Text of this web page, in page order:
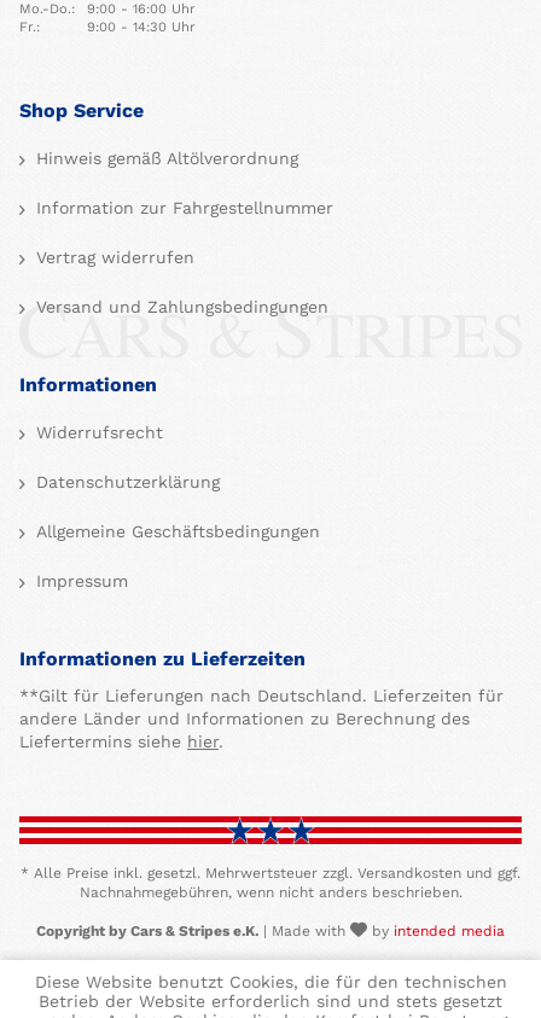
Mo.-Do.:
9:00 - 16:00 Uhr
Fr.:
9:00 - 14:30 Uhr
Shop Service
Hinweis gemäß Altölverordnung
Information zur Fahrgestellnummer
Vertrag widerrufen
Versand und Zahlungsbedingungen
Informationen
Widerrufsrecht
Datenschutzerklärung
Allgemeine Geschäftsbedingungen
Impressum
Informationen zu Lieferzeiten
**Gilt für Lieferungen nach Deutschland. Lieferzeiten für
andere Länder und Informationen zu Berechnung des
Liefertermins siehe hier.
* Alle Preise inkl. gesetzl. Mehrwertsteuer zzgl. Versandkosten und ggf.
Nachnahmegebühren, wenn nicht anders beschrieben.
Copyright by Cars & Stripes e.K. | Made with by intended media
Diese Website benutzt Cookies, die für den technischen
Betrieb der Website erforderlich sind und stets gesetzt